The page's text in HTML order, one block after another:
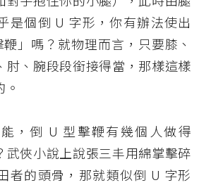
是個倒 U 字形，你有辦法使出
鞭」嗎？就物理而言，只要膝、
肘、腕段段銜接得當，那樣這樣
，倒 U 型擊鞭有幾個人做得
武俠小說上說張三丰用綿掌擊碎
者的頭骨，那就類似倒 U 字形